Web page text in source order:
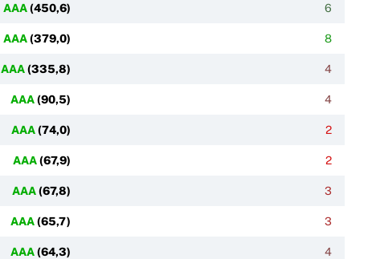
AAA(450,6) 6
AAA(379,0) 8
AAA(335,8) 4
AAA(90,5) 4
AAA(74,0) 2
AAA(67,9) 2
AAA(67,8) 3
AAA(65,7) 3
AAA(64,3) 4